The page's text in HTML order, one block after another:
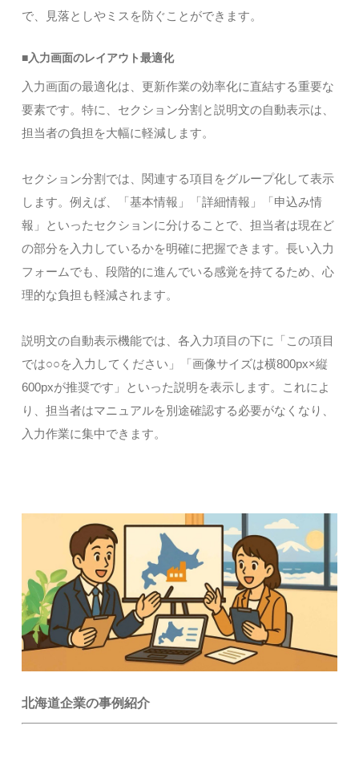
で、見落としやミスを防ぐことができます。
■入力画面のレイアウト最適化
入力画面の最適化は、更新作業の効率化に直結する重要な
要素です。特に、セクション分割と説明文の自動表示は、
担当者の負担を大幅に軽減します。
セクション分割では、関連する項目をグループ化して表示
します。例えば、「基本情報」「詳細情報」「申込み情
報」といったセクションに分けることで、担当者は現在ど
の部分を入力しているかを明確に把握できます。長い入力
フォームでも、段階的に進んでいる感覚を持てるため、心
理的な負担も軽減されます。
説明文の自動表示機能では、各入力項目の下に「この項目
では○○を入力してください」「画像サイズは横800px×縦
600pxが推奨です」といった説明を表示します。これによ
り、担当者はマニュアルを別途確認する必要がなくなり、
入力作業に集中できます。
北海道企業の事例紹介